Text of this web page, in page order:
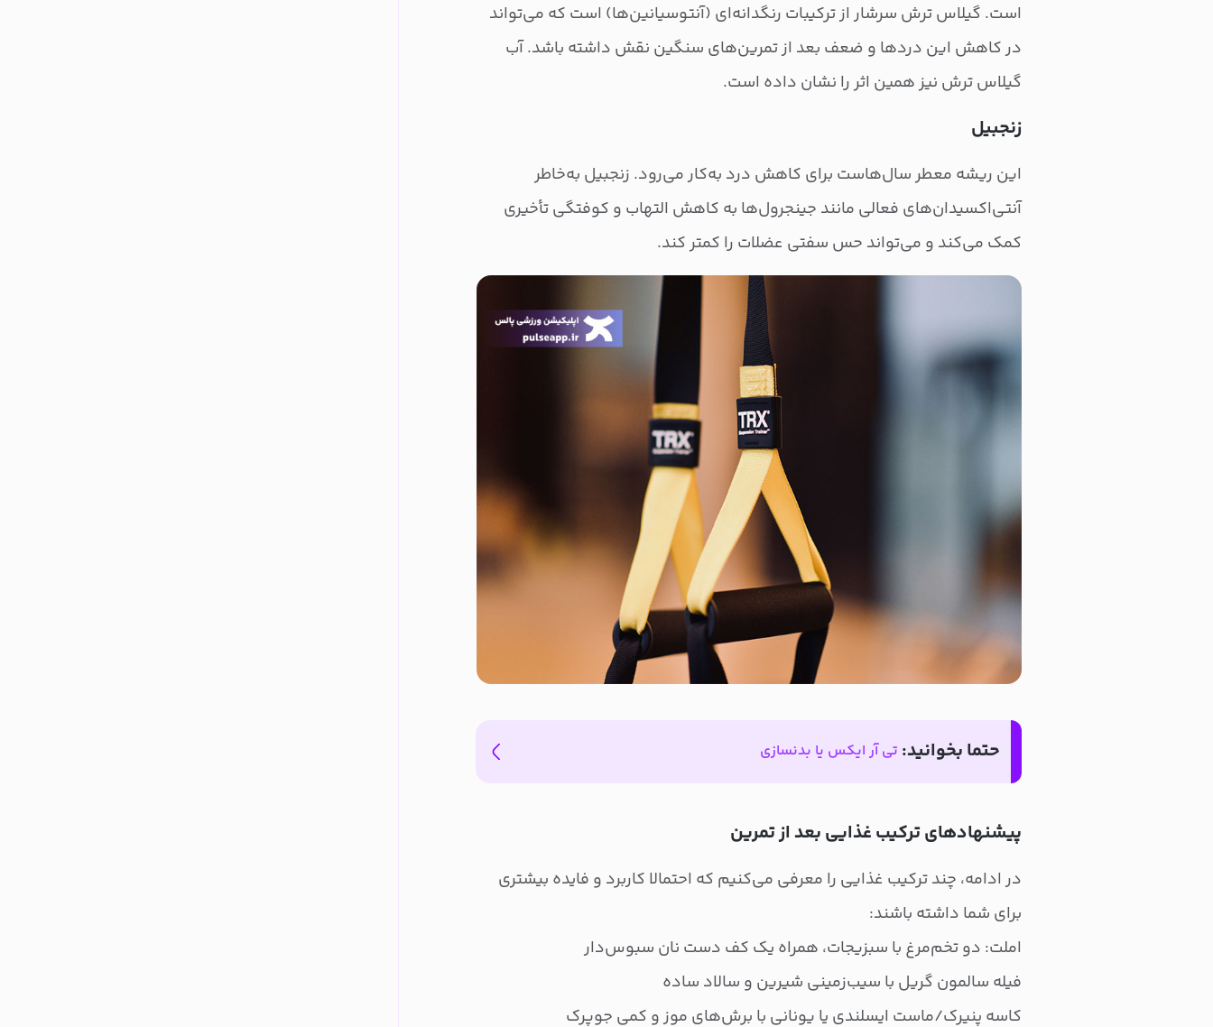
است. گیلاس ترش سرشار از ترکیبات رنگدانه‌ای (آنتوسیانین‌ها) است که می‌تواند
در کاهش این دردها و ضعف بعد از تمرین‌های سنگین نقش داشته باشد. آب
گیلاس ترش نیز همین اثر را نشان داده است.
زنجبیل
این ریشه معطر سال‌هاست برای کاهش درد به‌کار می‌رود. زنجبیل به‌خاطر
آنتی‌اکسیدان‌های فعالی مانند جینجرول‌ها به کاهش التهاب و کوفتگی تأخیری
کمک می‌کند و می‌تواند حس سفتی عضلات را کمتر کند.
حتما بخوانید: تی آر ایکس یا بدنسازی
پیشنهادهای ترکیب غذایی بعد از تمرین
در ادامه، چند ترکیب غذایی را معرفی می‌کنیم که احتمالا کاربرد و فایده بیشتری
برای شما داشته باشند:
املت: دو تخم‌مرغ با سبزیجات، همراه یک کف دست نان سبوس‌دار
فیله سالمون گریل با سیب‌زمینی شیرین و سالاد ساده
کاسه پنیرک/ماست ایسلندی یا یونانی با برش‌های موز و کمی جوپرک